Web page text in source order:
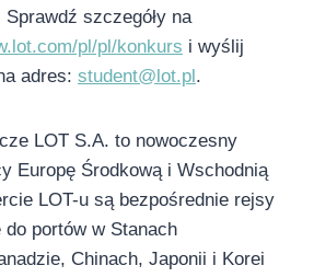
szczegóły na
pl/pl/konkurs i wyślij
adres: student@lot.pl .
LOT S.A. to nowoczesny
Europę Środkową i Wschodnią
LOT-u są bezpośrednie rejsy
portów w Stanach
Chinach, Japonii i Korei